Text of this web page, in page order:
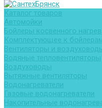
Каталог товаров
Автомойки
Бойлеры косвенного
Комплектующее к
Вентиляторы и
Водяные тепловентиляторы
Воздуховоды
Вытяжные вентиляторы
Водонагреватели
Газовые водонагреватели
Накопительные